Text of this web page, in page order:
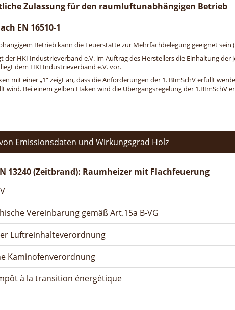
Zulassung für den raumluftunabhängigen Betrieb
EN 16510-1
Betrieb kann die Feuerstätte zur Mehrfachbelegung geeignet
der HKI Industrieverband e.V. im Auftrag des Herstellers die Einhaltung
dem HKI Industrieverband e.V. vor.
mit einer „1“ zeigt an, dass die Anforderungen der 1. BImSchV erfüllt
wird. Bei einem gelben Haken wird die Übergangsregelung der
Emissionsdaten und Wirkungsgrad Holz
13240 (Zeitbrand): Raumheizer mit Flachfeuerung
Vereinbarung gemäß Art.15a B-VG
Luftreinhalteverordnung
Kaminofenverordnung
à la transition énergétique